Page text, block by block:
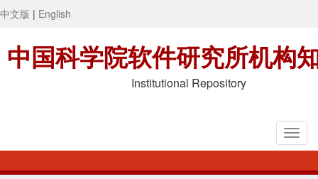
中文版 | English
中国科学院软件研究所机构
Institutional Repository